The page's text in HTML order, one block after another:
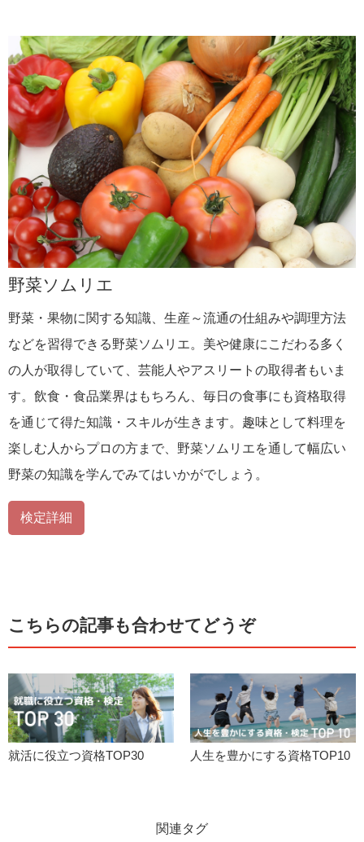
野菜ソムリエ
野菜・果物に関する知識、生産～流通の仕組みや調理方法
などを習得できる野菜ソムリエ。美や健康にこだわる多く
の人が取得していて、芸能人やアスリートの取得者もいま
す。飲食・食品業界はもちろん、毎日の食事にも資格取得
を通じて得た知識・スキルが生きます。趣味として料理を
楽しむ人からプロの方まで、野菜ソムリエを通して幅広い
野菜の知識を学んでみてはいかがでしょう。
検定詳細
こちらの記事も合わせてどうぞ
就活に役立つ資格TOP30 人生を豊かにする資格TOP10
関連タグ